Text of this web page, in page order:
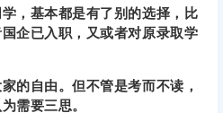
，基本都是有了别的选择，比
企已入职，又或者对原录取学
的自由。但不管是考而不读，
需要三思。